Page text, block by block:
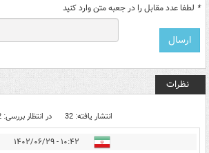
* لطفا عدد مقابل را در جعبه متن وارد کنید
نظرات
انتشار یافته: 32 در انتظار بررسی: 2
۱۰:۴۲ - ۱۴۰۲/۰۶/۲۹